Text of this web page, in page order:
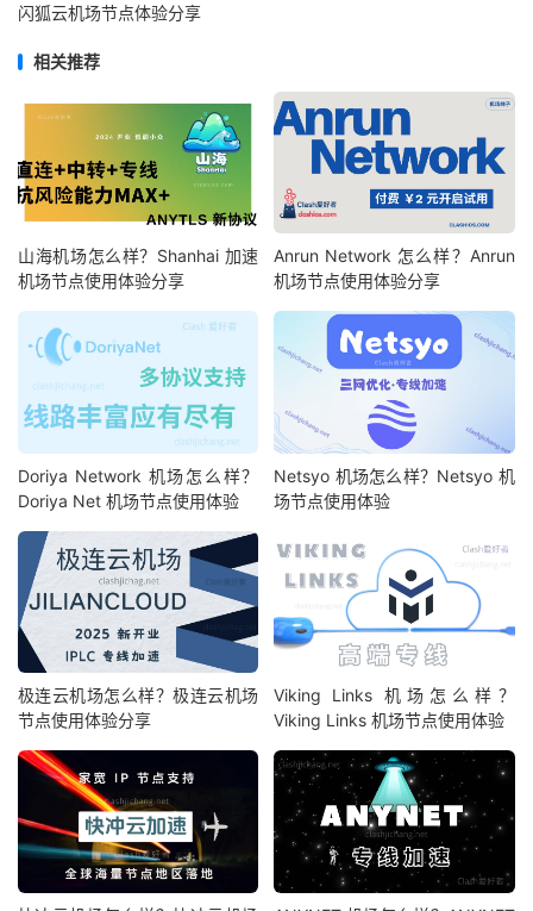
闪狐云机场节点体验分享
相关推荐
山海机场怎么样？Shanhai 加速
机场节点使用体验分享
Anrun Network 怎么样？Anrun
机场节点使用体验分享
Doriya Network 机场怎么样？
Doriya Net 机场节点使用体验
Netsyo 机场怎么样？Netsyo 机
场节点使用体验
极连云机场怎么样？极连云机场
节点使用体验分享
Viking Links 机场怎么样？
Viking Links 机场节点使用体验